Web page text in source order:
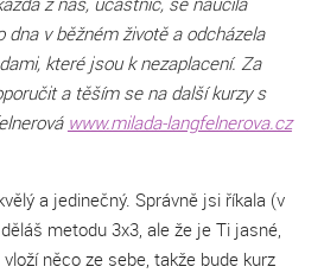
dna v běžném životě a odcházela
které jsou k nezaplacení. Za
a těším se na další kurzy s
www.milada-langfelnerova.cz
a jedinečný. Správně jsi říkala (v
metodu 3x3, ale že je Ti jasné,
něco ze sebe, takže bude kurz